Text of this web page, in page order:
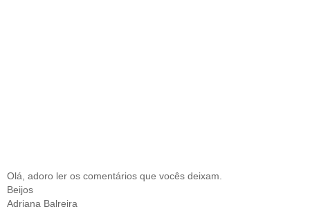
Olá, adoro ler os comentários que vocês deixam.
Beijos
Adriana Balreira